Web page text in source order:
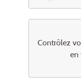
Contrôlez
en